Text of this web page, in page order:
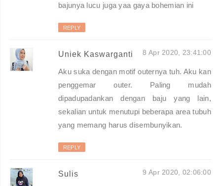
bajunya lucu juga yaa gaya bohemian ini
REPLY
Uniek Kaswarganti 8 Apr 2020, 23:41:00
Aku suka dengan motif outernya tuh. Aku kan
penggemar outer. Paling mudah
dipadupadankan dengan baju yang lain,
sekalian untuk menutupi beberapa area tubuh
yang memang harus disembunyikan.
REPLY
Sulis 9 Apr 2020, 02:06:00